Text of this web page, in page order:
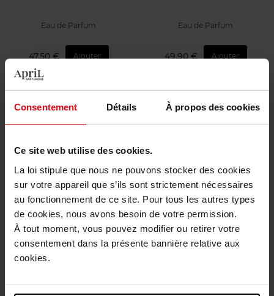
Consentement Détails À propos des cookies
Ce site web utilise des cookies.
La loi stipule que nous ne pouvons stocker des cookies
sur votre appareil que s’ils sont strictement nécessaires
au fonctionnement de ce site. Pour tous les autres types
de cookies, nous avons besoin de votre permission.
À tout moment, vous pouvez modifier ou retirer votre
consentement dans la présente bannière relative aux
cookies.
Eau de Parfum
47,50 € Ajouter
Eau de Parfum
49,90 € Ajouter
COACH
Coach Love
Eau de Parfum
COACH
Coach Love
Eau de Parfum